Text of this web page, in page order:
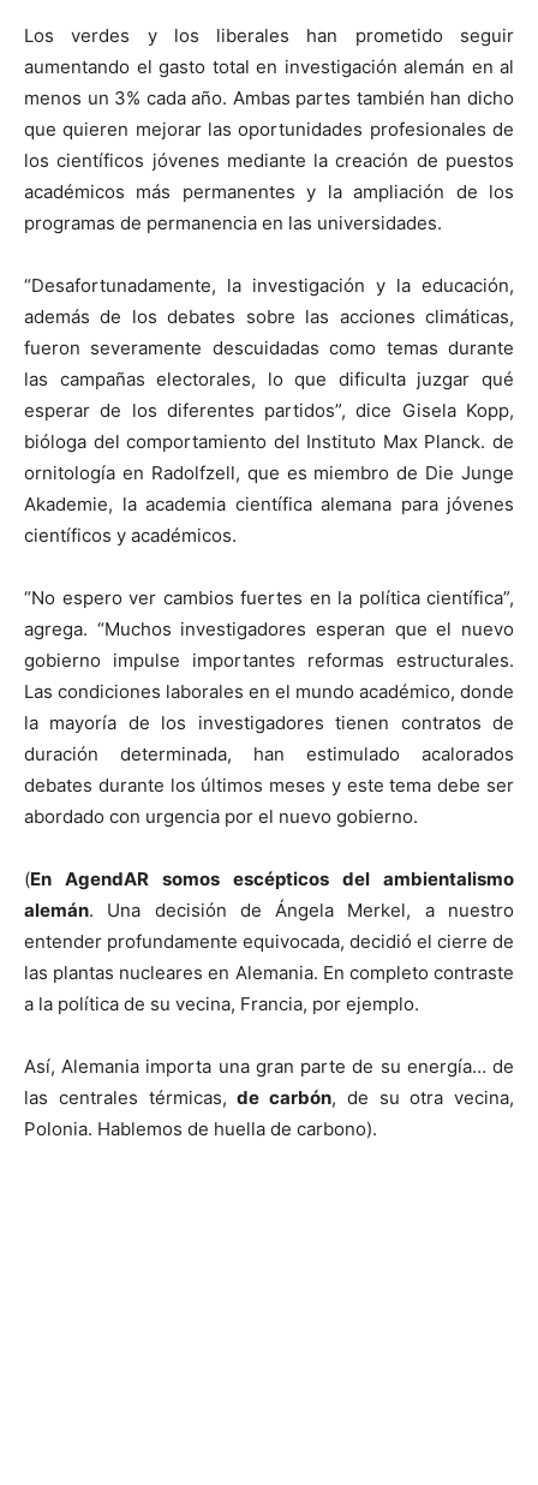
Los verdes y los liberales han prometido seguir
aumentando el gasto total en investigación alemán en al
menos un 3% cada año. Ambas partes también han dicho
que quieren mejorar las oportunidades profesionales de
los científicos jóvenes mediante la creación de puestos
académicos más permanentes y la ampliación de los
programas de permanencia en las universidades.
“Desafortunadamente, la investigación y la educación,
además de los debates sobre las acciones climáticas,
fueron severamente descuidadas como temas durante
las campañas electorales, lo que dificulta juzgar qué
esperar de los diferentes partidos”, dice Gisela Kopp,
bióloga del comportamiento del Instituto Max Planck. de
ornitología en Radolfzell, que es miembro de Die Junge
Akademie, la academia científica alemana para jóvenes
científicos y académicos.
“No espero ver cambios fuertes en la política científica”,
agrega. “Muchos investigadores esperan que el nuevo
gobierno impulse importantes reformas estructurales.
Las condiciones laborales en el mundo académico, donde
la mayoría de los investigadores tienen contratos de
duración determinada, han estimulado acalorados
debates durante los últimos meses y este tema debe ser
abordado con urgencia por el nuevo gobierno.
(En AgendAR somos escépticos del ambientalismo
alemán. Una decisión de Ángela Merkel, a nuestro
entender profundamente equivocada, decidió el cierre de
las plantas nucleares en Alemania. En completo contraste
a la política de su vecina, Francia, por ejemplo.
Así, Alemania importa una gran parte de su energía… de
las centrales térmicas,de carbón, de su otra vecina,
Polonia. Hablemos de huella de carbono).